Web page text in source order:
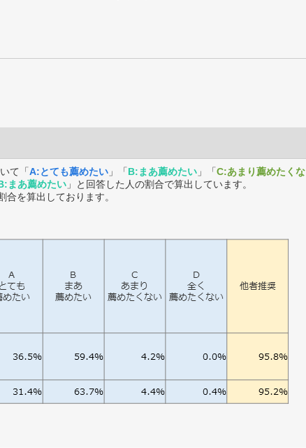
て「A:とても薦めたい 」「B:まあ薦めたい 」「C:あまり薦めたくな
まあ薦めたい 」と回答した人の割合で算出しています。
を算出しております。